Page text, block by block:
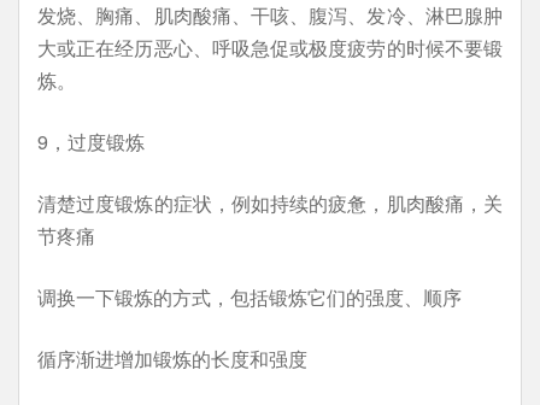
发烧、胸痛、肌肉酸痛、干咳、腹泻、发冷、淋巴腺肿
大或正在经历恶心、呼吸急促或极度疲劳的时候不要锻
炼。
9，过度锻炼
清楚过度锻炼的症状，例如持续的疲惫，肌肉酸痛，关
节疼痛
调换一下锻炼的方式，包括锻炼它们的强度、顺序
循序渐进增加锻炼的长度和强度